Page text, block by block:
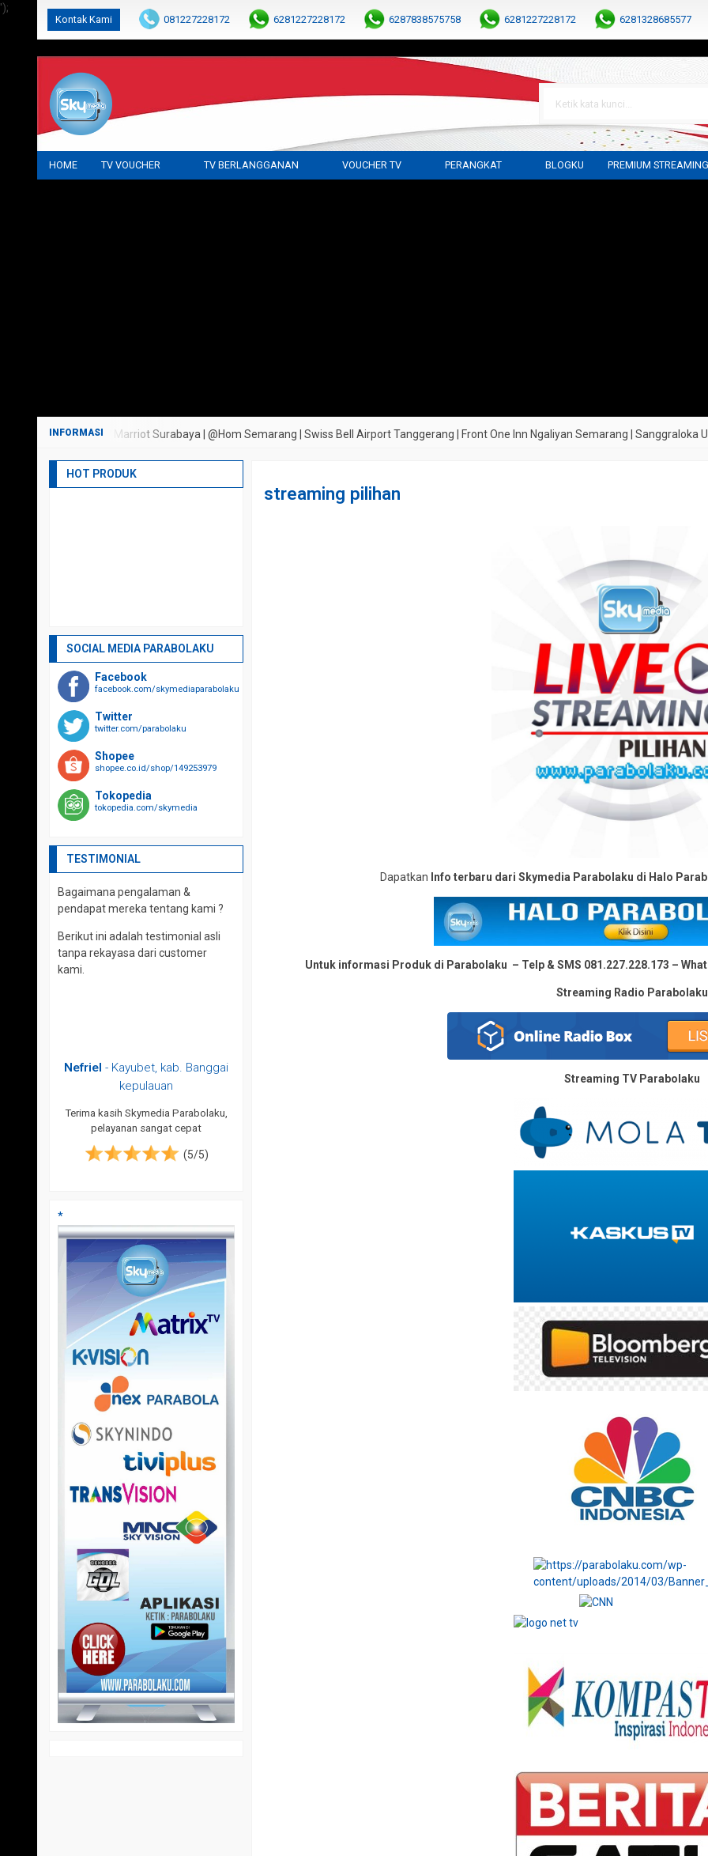
');
Kontak Kami 081227228172 6281227228172 6287838575758 6281227228172 6281328685577
HOME TV VOUCHER TV BERLANGGANAN VOUCHER TV PERANGKAT BLOGKU PREMIUM STREAMING
| JW Marriot Surabaya | @Hom Semarang | Swiss Bell Airport Tanggerang | Front One Inn Ngaliyan Semarang | Sanggraloka
streaming pilihan
Dapatkan Info terbaru dari Skymedia Parabolaku di Halo
Untuk informasi Produk di Parabolaku – Telp & SMS 081.227.228.173 –
Streaming Radio Parabolaku
Streaming TV Parabolaku
HOT PRODUK
SOCIAL MEDIA PARABOLAKU
Facebook
facebook.com/skymediaparabolaku
Twitter
twitter.com/parabolaku
Shopee
shopee.co.id/shop/149253979
Tokopedia
tokopedia.com/skymedia
TESTIMONIAL
Bagaimana pengalaman &
pendapat mereka tentang kami ?
Berikut ini adalah testimonial asli
tanpa rekayasa dari customer
kami.
Nefriel - Kayubet, kab. Banggai
kepulauan
Terima kasih Skymedia Parabolaku,
pelayanan sangat cepat
(5/5)
(5/5)
TAPANULI
di Skymedia Parabolaku
ada niat mau ke tempat
*